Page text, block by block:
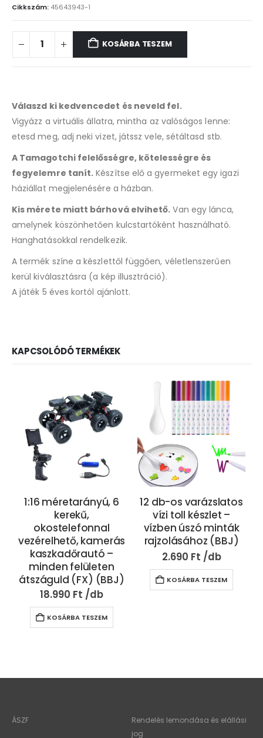
Cikkszám: 45643943-1
KOSÁRBA TESZEM
Válaszd ki kedvencedet és neveld fel.
Vigyázz a virtuális állatra, mintha az valóságos lenne:
etesd meg, adj neki vizet, játssz vele, sétáltasd stb.
A Tamagotchi felelősségre, kötelességre és
fegyelemre tanít. Készítse elő a gyermeket egy igazi
háziállat megjelenésére a házban.
Kis mérete miatt bárhová elvihető. Van egy lánca,
amelynek köszönhetően kulcstartóként használható.
Hanghatásokkal rendelkezik.
A termék színe a készlettől függően, véletlenszerűen
kerül kiválasztásra (a kép illusztráció).
A játék 5 éves kortól ajánlott.
KAPCSOLÓDÓ TERMÉKEK
1:16 méretarányú, 6
kerekű,
okostelefonnal
vezérelhető, kamerás
kaszkadőrautó –
minden felületen
átszáguld (FX) (BBJ)
18.990 Ft
KOSÁRBA TESZEM
12 db-os varázslatos
vízi toll készlet –
vízben úszó minták
rajzolásához (BBJ)
2.690 Ft
KOSÁRBA TESZEM
ÁSZF
Rendelés lemondása és elállási
jog